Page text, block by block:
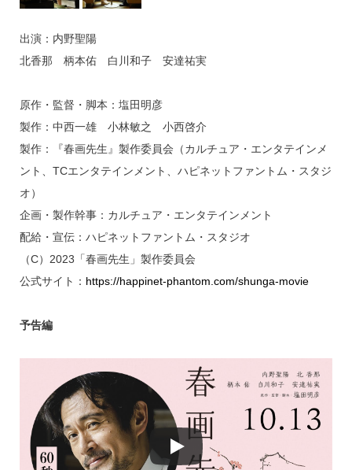
出演：内野聖陽
北香那 柄本佑 白川和子 安達祐実
原作・監督・脚本：塩田明彦
製作：中西一雄 小林敏之 小西啓介
製作：『春画先生』製作委員会（カルチュア・エンタテインメ
ント、TCエンタテインメント、ハピネットファントム・スタジ
オ）
企画・製作幹事：カルチュア・エンタテインメント
配給・宣伝：ハピネットファントム・スタジオ
（C）2023「春画先生」製作委員会
公式サイト： https://happinet-phantom.com/shunga-movie
予告編